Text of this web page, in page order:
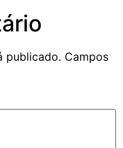
publicado. Campos